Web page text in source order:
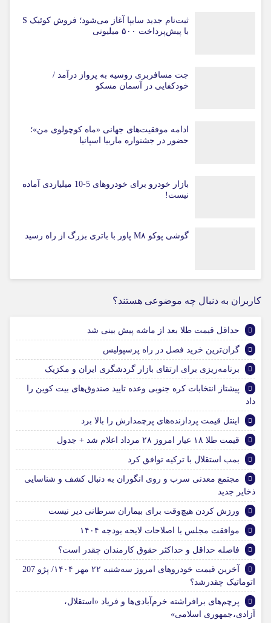
ثبت‌نام جدید سایپا آغاز می‌شود؛ فروش کوئیک S
با پیش‌پرداخت ۵۰۰ میلیونی
جت مسافربری روسیه به پرواز درآمد /
خودکفایی در آسمان مسکو
ادامه موفقیت‌های جهانی «ماه کوچولوی من»؛
حضور در جشنواره ماربیا اسپانیا
بازار خودرو برای خودروهای 5-10 میلیاردی آماده
نیست!
گوشی پوکو M۸ پاور با باتری بزرگ از راه رسید
کاربران به دنبال چه موضوعی هستند؟
حداقل قیمت طلا بعد از ماشه پیش بینی شد
گران‌ترین خرید فصل در راه پرسپولیس
برنامه‌ریزی برای ارتقای بازار گردشگری ایران و مکزیک
پیشتاز انتخابات کره جنوبی وعده تایید صندوق‌های بیت‌ کوین را
داد
اینتل قیمت پردازنده‌های پرچمدارش را بالا برد
قیمت طلا ۱۸ عیار امروز ۲۸ مرداد اعلام شد + جدول
بمب استقلال با ترکیه توافق کرد
مجتمع معدنی سرب و روی انگوران به دنبال کشف و شناسایی
ذخایر جدید
ورزش کردن هیچ‌وقت برای بیماران سرطانی دیر نیست
موافقت مجلس با اصلاحات لایحه بودجه ۱۴۰۴
فاصله حداقل و حداکثر حقوق کارمندان چقدر است؟
آخرین قیمت خودروهای امروز سه‌شنبه ۲۲ مهر ۱۴۰۴/ پژو 207
اتوماتیک چقدرشد؟
پرچم‌های برافراشته خرم‌آبادی‌ها و فریاد «استقلال،
آزادی،جمهوری اسلامی»